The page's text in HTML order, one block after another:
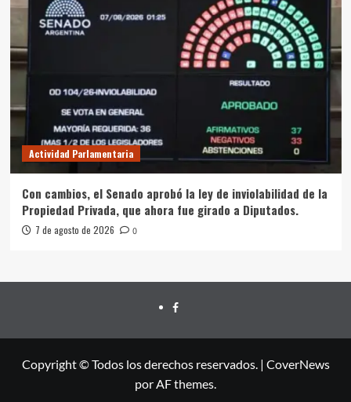
Actividad Parlamentaria
Con cambios, el Senado aprobó la ley de inviolabilidad de la
Propiedad Privada, que ahora fue girado a Diputados.
7 de agosto de 2026 0
FACEBOOK
Copyright © Todos los derechos reservados. | CoverNews
por AF themes.